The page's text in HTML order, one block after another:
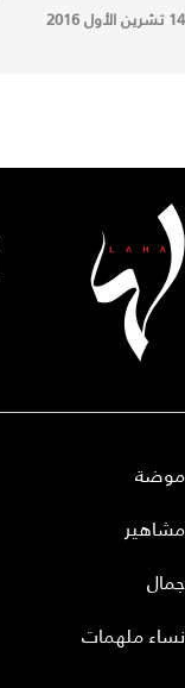
14 تشرين الأول 2016
موضة
مشاهير
جمال
نساء ملهمات